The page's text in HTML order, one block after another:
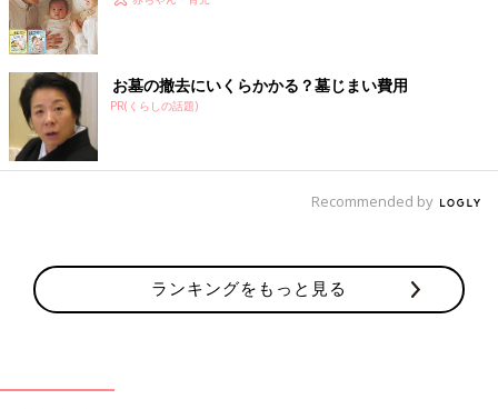
お墓の撤去にいくらかかる？墓じまい費用
PR(くらしの話題)
Recommended by
ランキングをもっと見る